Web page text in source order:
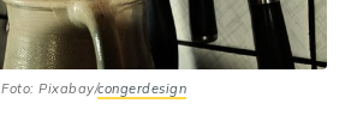
Foto: Pixabay/congerdesign